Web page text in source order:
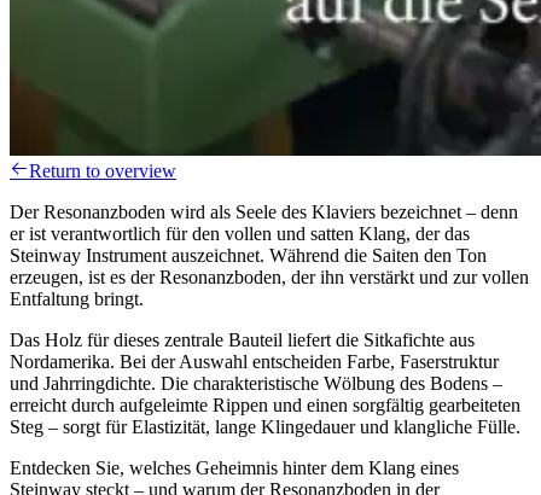
Return to overview
Der Resonanzboden wird als Seele des Klaviers bezeichnet – denn
er ist verantwortlich für den vollen und satten Klang, der das
Steinway Instrument auszeichnet. Während die Saiten den Ton
erzeugen, ist es der Resonanzboden, der ihn verstärkt und zur vollen
Entfaltung bringt.
Das Holz für dieses zentrale Bauteil liefert die Sitkafichte aus
Nordamerika. Bei der Auswahl entscheiden Farbe, Faserstruktur
und Jahrringdichte. Die charakteristische Wölbung des Bodens –
erreicht durch aufgeleimte Rippen und einen sorgfältig gearbeiteten
Steg – sorgt für Elastizität, lange Klingedauer und klangliche Fülle.
Entdecken Sie, welches Geheimnis hinter dem Klang eines
Steinway steckt – und warum der Resonanzboden in der